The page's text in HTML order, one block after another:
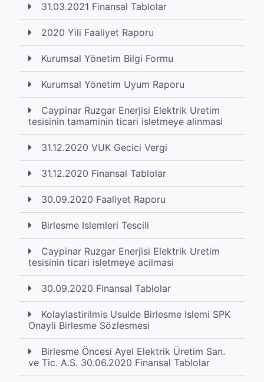
31.03.2021 Finansal Tablolar
2020 Yili Faaliyet Raporu
Kurumsal Yönetim Bilgi Formu
Kurumsal Yönetim Uyum Raporu
Caypinar Ruzgar Enerjisi Elektrik Uretim
tesisinin tamaminin ticari isletmeye alinmasi
31.12.2020 VUK Gecici Vergi
31.12.2020 Finansal Tablolar
30.09.2020 Faaliyet Raporu
Birlesme Islemleri Tescili
Caypinar Ruzgar Enerjisi Elektrik Uretim
tesisinin ticari isletmeye acilmasi
30.09.2020 Finansal Tablolar
Kolaylastirilmis Usulde Birlesme Islemi SPK
Onayli Birlesme Sözlesmesi
Birlesme Öncesi Ayel Elektrik Üretim San.
ve Tic. A.S. 30.06.2020 Finansal Tablolar